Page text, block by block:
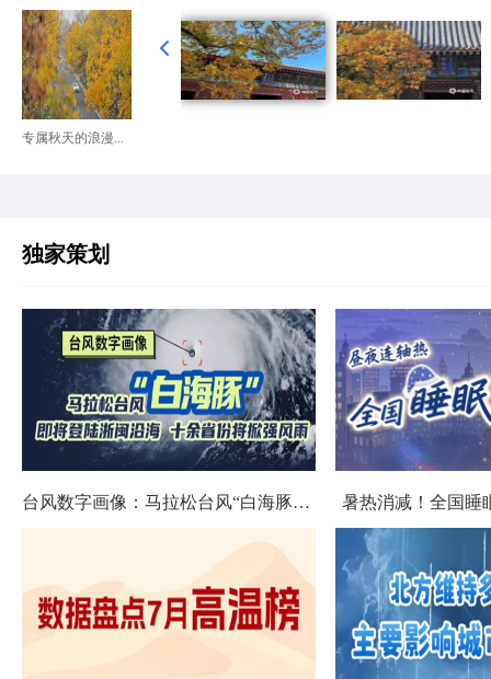
专属秋天的浪漫...
独家策划
台风数字画像：马拉松台风“白海豚”将影响十余省份 暑热消减！全国睡